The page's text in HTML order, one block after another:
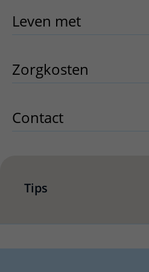
Leven met
Zorgkosten
Contact uitklapper,
Tips